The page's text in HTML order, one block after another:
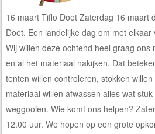
16 maart Tiflo Doet Zaterdag 16 maart
Doet. Een landelijke dag om met
Wij willen deze ochtend heel graag ons
en al het materiaal nakijken. Dat
tenten willen controleren, stokken
materiaal willen afwassen alles wat
weggooien. Wie komt ons helpen?
12.00 uur. We hopen op een grote